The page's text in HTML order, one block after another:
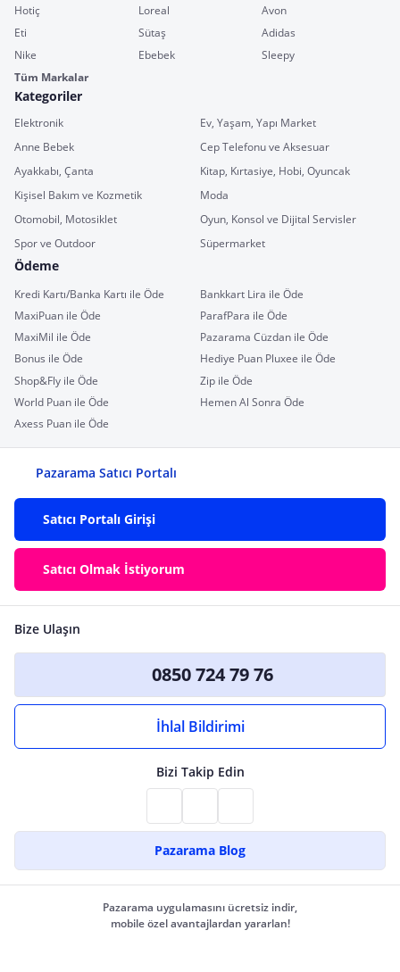
Hotiç
Loreal
Avon
Eti
Sütaş
Adidas
Nike
Ebebek
Sleepy
Tüm Markalar
Kategoriler
Elektronik
Ev, Yaşam, Yapı Market
Anne Bebek
Cep Telefonu ve Aksesuar
Ayakkabı, Çanta
Kitap, Kırtasiye, Hobi, Oyuncak
Kişisel Bakım ve Kozmetik
Moda
Otomobil, Motosiklet
Oyun, Konsol ve Dijital Servisler
Spor ve Outdoor
Süpermarket
Ödeme
Kredi Kartı/Banka Kartı ile Öde
Bankkart Lira ile Öde
MaxiPuan ile Öde
ParafPara ile Öde
MaxiMil ile Öde
Pazarama Cüzdan ile Öde
Bonus ile Öde
Hediye Puan Pluxee ile Öde
Shop&Fly ile Öde
Zip ile Öde
World Puan ile Öde
Hemen Al Sonra Öde
Axess Puan ile Öde
Pazarama Satıcı Portalı
Satıcı Portalı Girişi
Satıcı Olmak İstiyorum
Bize Ulaşın
0850 724 79 76
İhlal Bildirimi
Bizi Takip Edin
Pazarama Blog
Pazarama uygulamasını ücretsiz indir,
mobile özel avantajlardan yararlan!